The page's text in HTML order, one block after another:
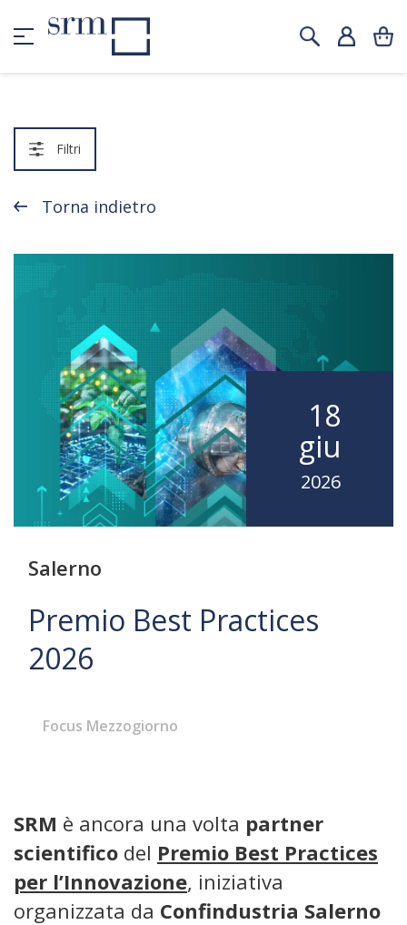
Filtri
Torna indietro
18
giu
2026
Salerno
Premio Best Practices
2026
Focus Mezzogiorno
SRM è ancora una volta partner
scientifico del Premio Best Practices
per l’Innovazione, iniziativa
organizzata da Confindustria Salerno